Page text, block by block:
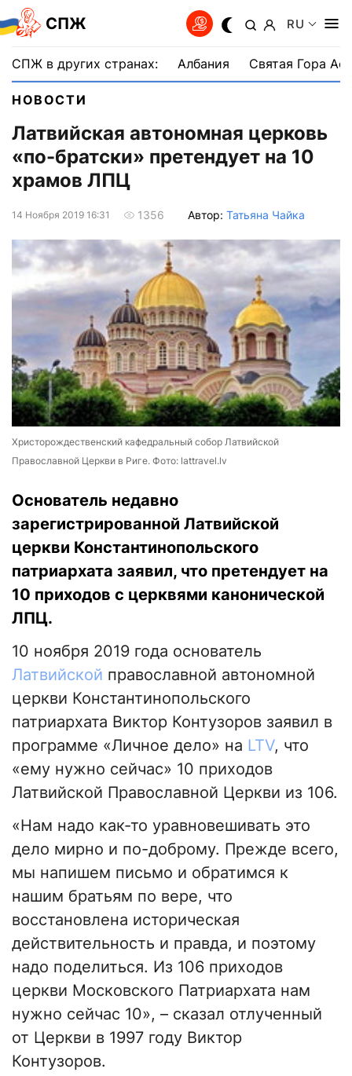
СПЖ RU
СПЖ в других странах: Албания Святая Гора
НОВОСТИ
Латвийская автономная церковь
«по-братски» претендует на 10
храмов ЛПЦ
14 Ноября 2019 16:31 1356 Автор: Татьяна Чайка
Христорождественский кафедральный собор Латвийской
Православной Церкви в Риге. Фото: lattravel.lv
Основатель недавно
зарегистрированной Латвийской
церкви Константинопольского
патриархата заявил, что претендует на
10 приходов с церквями канонической
ЛПЦ.
10 ноября 2019 года основатель
Латвийской православной автономной
церкви Константинопольского
патриархата Виктор Контузоров заявил в
программе «Личное дело» на LTV, что
«ему нужно сейчас» 10 приходов
Латвийской Православной Церкви из 106.
«Нам надо как-то уравновешивать это
дело мирно и по-доброму. Прежде всего,
мы напишем письмо и обратимся к
нашим братьям по вере, что
восстановлена историческая
действительность и правда, и поэтому
надо поделиться. Из 106 приходов
церкви Московского Патриархата нам
нужно сейчас 10», – сказал отлученный
от Церкви в 1997 году Виктор
Контузоров.